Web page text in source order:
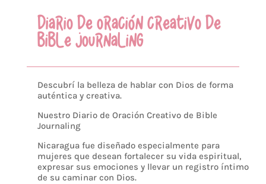
DIARIO DE ORACIÓN CREATIVO DE
BIBLE JOURNALING
Descubrí la belleza de hablar con Dios de forma
auténtica y creativa.
Nuestro Diario de Oración Creativo de Bible
Journaling
Nicaragua fue diseñado especialmente para
mujeres que desean fortalecer su vida espiritual,
expresar sus emociones y llevar un registro íntimo
de su caminar con Dios.